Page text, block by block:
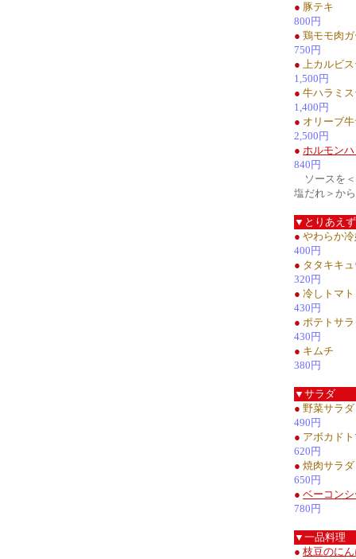
● 豚テキ
800円
● 鶏モモ肉
750円
● 上カルビ
1,500円
● 牛ハラミ
1,400円
● オリーブ
2,500円
● ホルモン
840円
ソースを＜
塩だれ＞か
▼とりあえず
● やわらか
400円
● タタキキ
320円
● 冷しトマト
430円
● ポテトサ
430円
● キムチ
380円
▼サラダ
● 野菜サラダ
490円
● アボカド
620円
● 焼肉サラダ
650円
● ベーコン
780円
▼一品料理
● 枝豆のに